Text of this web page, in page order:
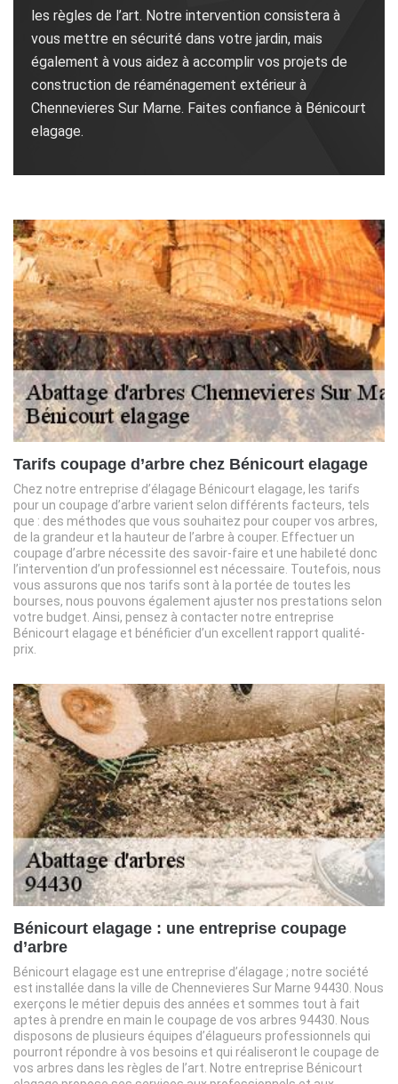
les règles de l’art. Notre intervention consistera à
vous mettre en sécurité dans votre jardin, mais
également à vous aidez à accomplir vos projets de
construction de réaménagement extérieur à
Chennevieres Sur Marne. Faites confiance à Bénicourt
elagage.
Tarifs coupage d’arbre chez Bénicourt elagage
Chez notre entreprise d’élagage Bénicourt elagage, les tarifs
pour un coupage d’arbre varient selon différents facteurs, tels
que : des méthodes que vous souhaitez pour couper vos arbres,
de la grandeur et la hauteur de l’arbre à couper. Effectuer un
coupage d’arbre nécessite des savoir-faire et une habileté donc
l’intervention d’un professionnel est nécessaire. Toutefois, nous
vous assurons que nos tarifs sont à la portée de toutes les
bourses, nous pouvons également ajuster nos prestations selon
votre budget. Ainsi, pensez à contacter notre entreprise
Bénicourt elagage et bénéficier d’un excellent rapport qualité-
prix.
Bénicourt elagage : une entreprise coupage
d’arbre
Bénicourt elagage est une entreprise d’élagage ; notre société
est installée dans la ville de Chennevieres Sur Marne 94430. Nous
exerçons le métier depuis des années et sommes tout à fait
aptes à prendre en main le coupage de vos arbres 94430. Nous
disposons de plusieurs équipes d’élagueurs professionnels qui
pourront répondre à vos besoins et qui réaliseront le coupage de
vos arbres dans les règles de l’art. Notre entreprise Bénicourt